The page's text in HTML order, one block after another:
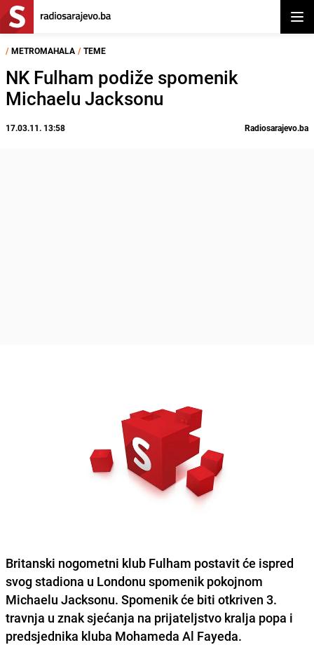
/ METROMAHALA / TEME
NK Fulham podiže spomenik
Michaelu Jacksonu
17.03.11. 13:58 Radiosarajevo.ba
Britanski nogometni klub Fulham postavit će ispred
svog stadiona u Londonu spomenik pokojnom
Michaelu Jacksonu. Spomenik će biti otkriven 3.
travnja u znak sjećanja na prijateljstvo kralja popa i
predsjednika kluba Mohameda Al Fayeda.